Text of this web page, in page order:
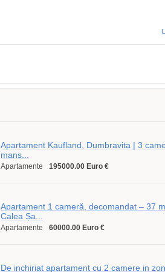
Apartament Kaufland, Dumbravita | 3
mans...
Apartamente 195000.00 Euro €
Apartament 1 cameră, decomandat – 37
Calea Șa...
Apartamente 60000.00 Euro €
De inchiriat apartament cu 2 camere in